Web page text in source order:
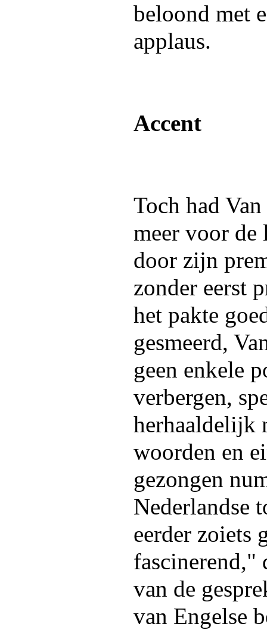
beloond met
applaus.
Accent
Toch had
meer voor de
door zijn
zonder eerst
het pakte
gesmeerd,
geen enkele
verbergen,
herhaaldelijk
woorden en
gezongen
Nederlandse
eerder zoiets
fascinerend,"
van de
van Engelse